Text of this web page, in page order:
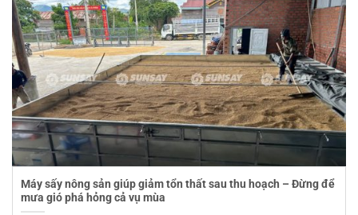
Máy sấy nông sản giúp giảm tổn thất sau thu hoạch – Đừng để
mưa gió phá hỏng cả vụ mùa